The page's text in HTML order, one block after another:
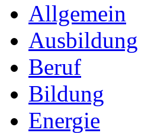
Allgemein
Ausbildung
Beruf
Bildung
Energie